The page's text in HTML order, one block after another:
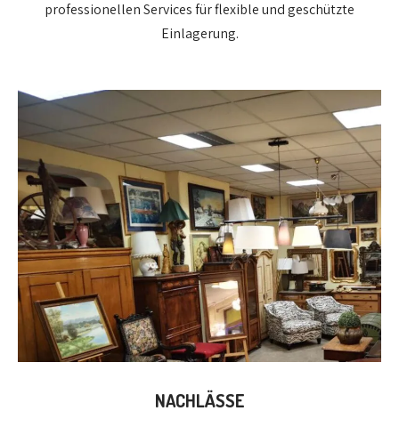
professionellen Services für flexible und geschützte
Einlagerung.
NACHLÄSSE